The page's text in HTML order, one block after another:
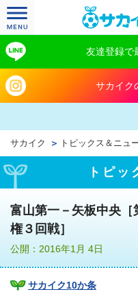
友達登録で
サカイク
サカイク トピックス＆ニュ
トピッ
富山第一－矢板中央
権３回戦］
公開：2016年1月 4日
サカイク10か条